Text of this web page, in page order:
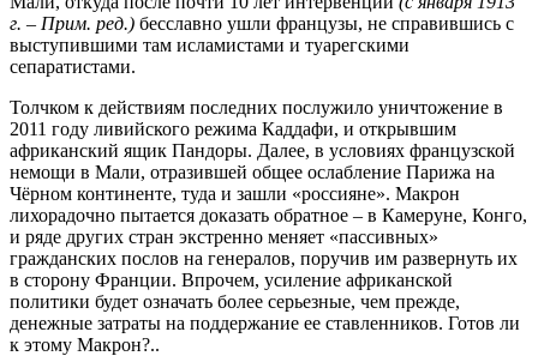
г. – Прим. ред.) бесславно ушли французы, не справившись с
выступившими там исламистами и туарегскими
сепаратистами.
Толчком к действиям последних послужило уничтожение в
2011 году ливийского режима Каддафи, и открывшим
африканский ящик Пандоры. Далее, в условиях французской
немощи в Мали, отразившей общее ослабление Парижа на
Чёрном континенте, туда и зашли «россияне». Макрон
лихорадочно пытается доказать обратное – в Камеруне, Конго,
и ряде других стран экстренно меняет «пассивных»
гражданских послов на генералов, поручив им развернуть их
в сторону Франции. Впрочем, усиление африканской
политики будет означать более серьезные, чем прежде,
денежные затраты на поддержание ее ставленников. Готов ли
к этому Макрон?..